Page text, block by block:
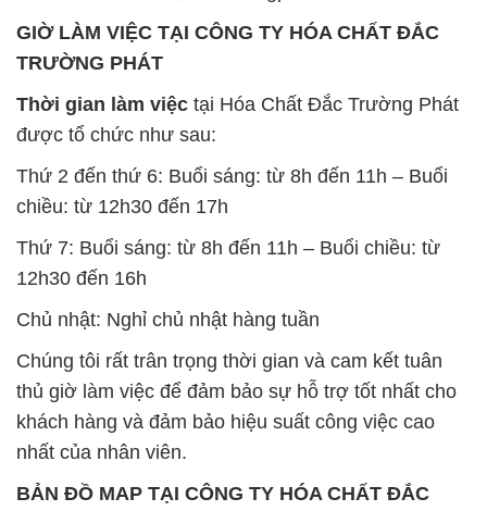
GIỜ LÀM VIỆC TẠI CÔNG TY HÓA CHẤT ĐẮC
TRƯỜNG PHÁT
Thời gian làm việc tại Hóa Chất Đắc Trường Phát
được tổ chức như sau:
Thứ 2 đến thứ 6: Buổi sáng: từ 8h đến 11h – Buổi
chiều: từ 12h30 đến 17h
Thứ 7: Buổi sáng: từ 8h đến 11h – Buổi chiều: từ
12h30 đến 16h
Chủ nhật: Nghỉ chủ nhật hàng tuần
Chúng tôi rất trân trọng thời gian và cam kết tuân
thủ giờ làm việc để đảm bảo sự hỗ trợ tốt nhất cho
khách hàng và đảm bảo hiệu suất công việc cao
nhất của nhân viên.
BẢN ĐỒ MAP TẠI CÔNG TY HÓA CHẤT ĐẮC